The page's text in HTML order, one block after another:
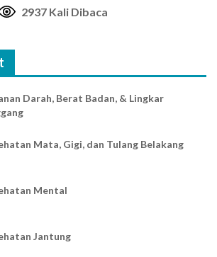
2937 Kali Dibaca
Darah, Berat Badan, & Lingkar
Mata, Gigi, dan Tulang Belakang
Mental
Jantung